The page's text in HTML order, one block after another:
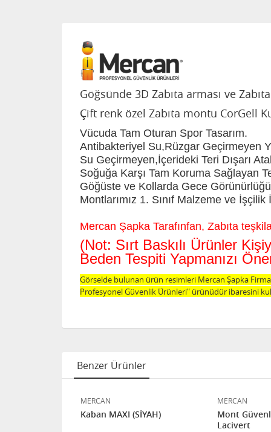
Göğsünde 3D Zabıta arması ve
Çift renk özel Zabıta montu CorGell
Vücuda Tam Oturan Spor Tasarım.
Antibakteriyel Su,Rüzgar Geçirmeyen
Su Geçirmeyen,İçerideki Teri Dışarı
Soğuğa Karşı Tam Koruma Sağlayan
Göğüste ve Kollarda Gece
Montlarımız 1. Sınıf Malzeme ve
Mercan Şapka Tarafınfan, Zabıta
(Not: Sırt Baskılı Ürünler
Beden Tespiti Yapmanızı
Görselde bulunan ürün resimleri Mercan Şapka
Profesyonel Güvenlik Ürünleri" ürünüdür ibaresini
Benzer Ürünler
MERCAN
Kaban MAXI (SİYAH)
MERCAN
Mont
Lacivert